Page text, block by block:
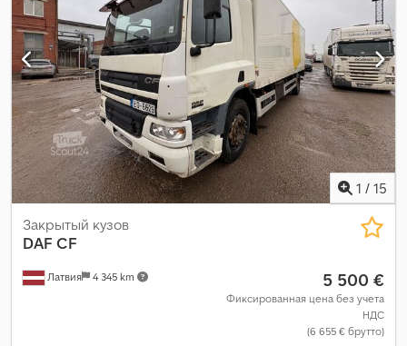
1 / 15
Латвия 4 345 km
Закрытый кузов
DAF CF
5 500 €
Фиксированная цена без учета
НДС
(6 655 € брутто)